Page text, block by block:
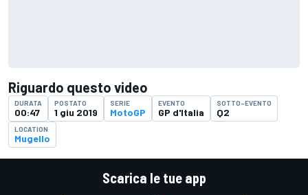
Riguardo questo video
DURATA
00:47
POSTATO
1 giu 2019
SERIE
MotoGP
EVENTO
GP d'Italia
SOTTO-EVENTO
Q2
LOCATION
Mugello
Scarica le tue app